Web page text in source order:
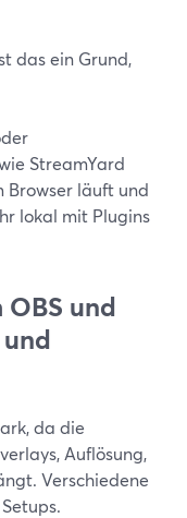
das ein Grund,
StreamYard
Browser läuft und
lokal mit Plugins
und
da die
Auflösung,
Verschiedene